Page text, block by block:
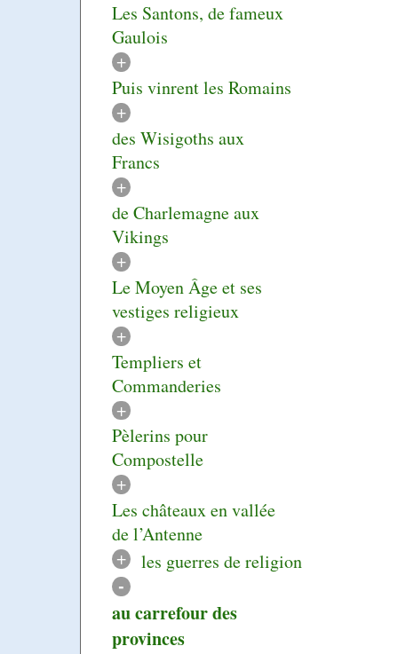
Les Santons, de fameux
Gaulois
+
Puis vinrent les Romains
+
des Wisigoths aux
Francs
+
de Charlemagne aux
Vikings
+
Le Moyen Âge et ses
vestiges religieux
+
Templiers et
Commanderies
+
Pèlerins pour
Compostelle
+
Les châteaux en vallée
de l’Antenne
+
les guerres de religion
-
au carrefour des
provinces